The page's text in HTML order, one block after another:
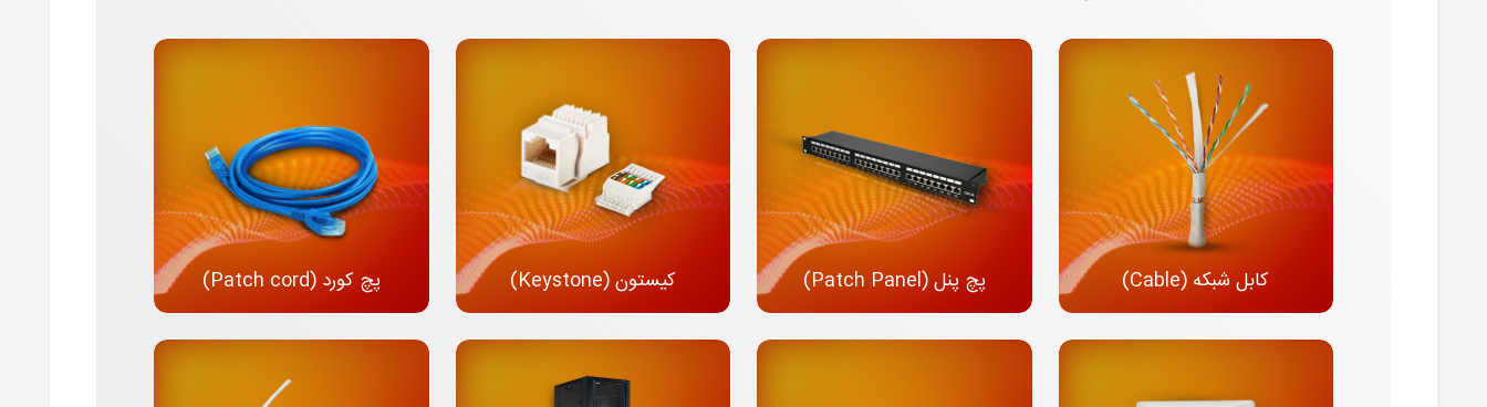
کابل شبکه (Cable) پچ پنل (Patch Panel) کیستون (Keystone) پچ کورد (Patch cord)